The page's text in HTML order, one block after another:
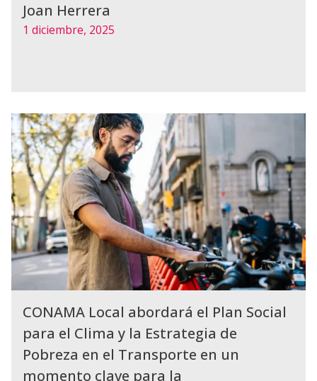
Joan Herrera
1 diciembre, 2025
CONAMA Local abordará el Plan Social
para el Clima y la Estrategia de
Pobreza en el Transporte en un
momento clave para la